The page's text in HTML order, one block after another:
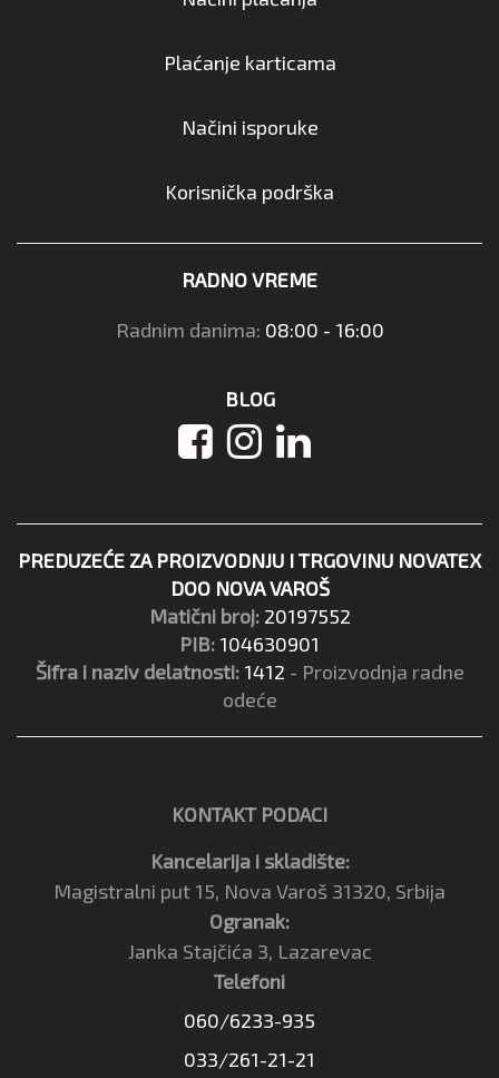
Plaćanje karticama
Načini isporuke
Korisnička podrška
RADNO VREME
Radnim danima: 08:00 - 16:00
BLOG
PREDUZEĆE ZA PROIZVODNJU I TRGOVINU NOVATEX
DOO NOVA VAROŠ
Matični broj: 20197552
PIB: 104630901
Šifra i naziv delatnosti: 1412 - Proizvodnja radne
odeće
KONTAKT PODACI
Kancelarija i skladište:
Magistralni put 15, Nova Varoš 31320, Srbija
Ogranak:
Janka Stajčića 3, Lazarevac
Telefoni
060/6233-935
033/261-21-21